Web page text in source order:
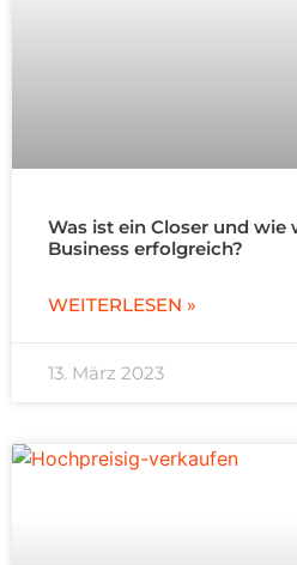
Was ist ein Closer und wie
Business erfolgreich?
WEITERLESEN »
13. März 2023